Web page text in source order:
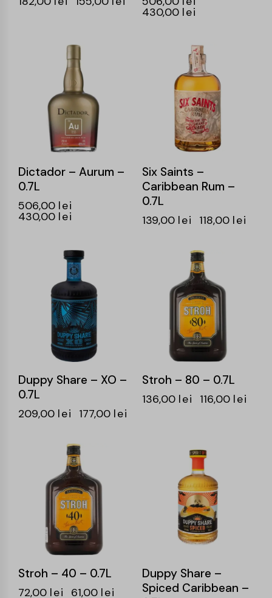
430,00 lei
Dictador – Aurum –
0.7L
506,00 lei
430,00 lei
Six Saints –
Caribbean Rum –
0.7L
139,00 lei 118,00 lei
Duppy Share – XO –
0.7L
209,00 lei 177,00 lei
Stroh – 80 – 0.7L
136,00 lei 116,00 lei
Stroh – 40 – 0.7L
72,00 lei 61,00 lei
Duppy Share –
Spiced Caribbean –